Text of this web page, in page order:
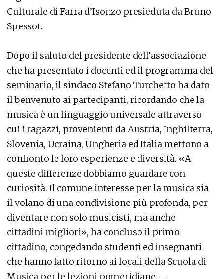
Culturale di Farra d’Isonzo presieduta da Bruno
Spessot.
Dopo il saluto del presidente dell’associazione
che ha presentato i docenti ed il programma del
seminario, il sindaco Stefano Turchetto ha dato
il benvenuto ai partecipanti, ricordando che la
musica è un linguaggio universale attraverso
cui i ragazzi, provenienti da Austria, Inghilterra,
Slovenia, Ucraina, Ungheria ed Italia mettono a
confronto le loro esperienze e diversità. «A
queste differenze dobbiamo guardare con
curiosità. Il comune interesse per la musica sia
il volano di una condivisione più profonda, per
diventare non solo musicisti, ma anche
cittadini migliori», ha concluso il primo
cittadino, congedando studenti ed insegnanti
che hanno fatto ritorno ai locali della Scuola di
Musica per le lezioni pomeridiane. –